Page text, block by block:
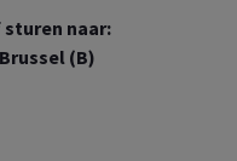
naar:
(B)